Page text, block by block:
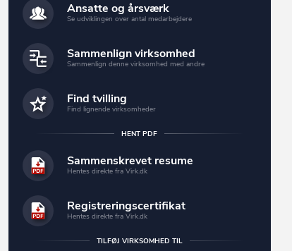
Ansatte og årsværk
Se udviklingen over antal medarbejdere
Sammenlign virksomhed
Sammenlign denne virksomhed med andre
Find tvilling
Find lignende virksomheder
HENT PDF
Sammenskrevet resume
Hentes direkte fra Virk.dk
Registreringscertifikat
Hentes direkte fra Virk.dk
TILFØJ VIRKSOMHED TIL